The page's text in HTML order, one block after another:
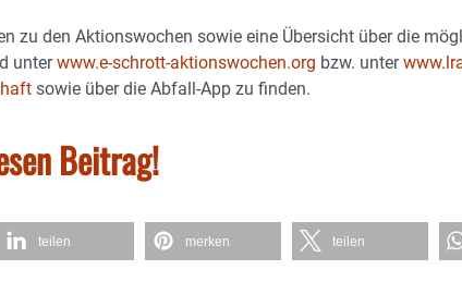
zu den Aktionswochen sowie eine Übersicht über die
unterwww.e-schrott-aktionswochen.org bzw. unter
sowie über die Abfall-App zu finden.
Beitrag!
teilen merken teilen